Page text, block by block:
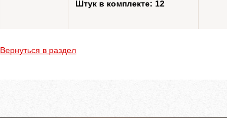
Штук в комплекте: 12
Вернуться в раздел